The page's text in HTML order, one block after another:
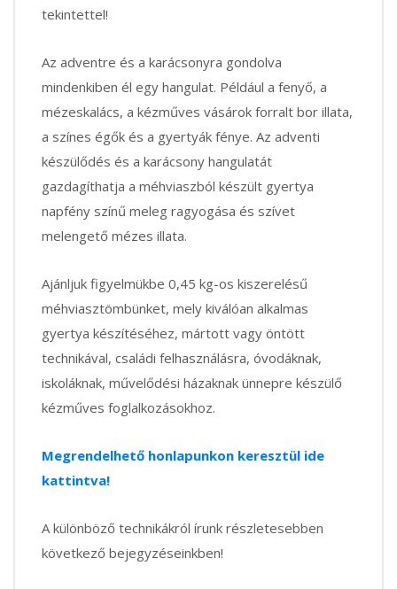
tekintettel!
Az adventre és a karácsonyra gondolva
mindenkiben él egy hangulat. Például a fenyő, a
mézeskalács, a kézműves vásárok forralt bor illata,
a színes égők és a gyertyák fénye. Az adventi
készülődés és a karácsony hangulatát
gazdagíthatja a méhviaszból készült gyertya
napfény színű meleg ragyogása és szívet
melengető mézes illata.
Ajánljuk figyelmükbe 0,45 kg-os kiszerelésű
méhviasztömbünket, mely kiválóan alkalmas
gyertya készítéséhez, mártott vagy öntött
technikával, családi felhasználásra, óvodáknak,
iskoláknak, művelődési házaknak ünnepre készülő
kézműves foglalkozásokhoz.
Megrendelhető honlapunkon keresztül ide
kattintva!
A különböző technikákról írunk részletesebben
következő bejegyzéseinkben!